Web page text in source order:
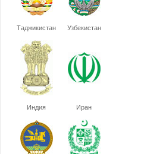
Таджикистан Узбекистан
Индия Иран